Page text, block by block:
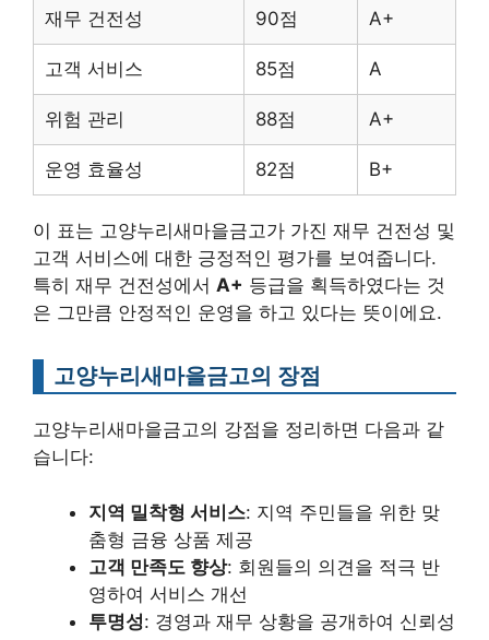
재무 건전성 90점 A+
고객 서비스 85점 A
위험 관리 88점 A+
운영 효율성 82점 B+
이 표는 고양누리새마을금고가 가진 재무 건전성 및
고객 서비스에 대한 긍정적인 평가를 보여줍니다.
특히 재무 건전성에서 A+ 등급을 획득하였다는 것
은 그만큼 안정적인 운영을 하고 있다는 뜻이에요.
고양누리새마을금고의 장점
고양누리새마을금고의 강점을 정리하면 다음과 같
습니다:
지역 밀착형 서비스: 지역 주민들을 위한 맞
춤형 금융 상품 제공
고객 만족도 향상: 회원들의 의견을 적극 반
영하여 서비스 개선
투명성: 경영과 재무 상황을 공개하여 신뢰성